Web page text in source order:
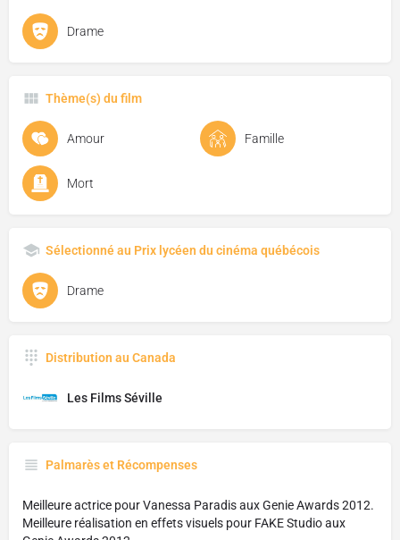
Drame
Thème(s) du film
Amour Famille
Mort
Sélectionné au Prix lycéen du cinéma québécois
Drame
Distribution au Canada
Les Films Séville
Palmarès et Récompenses
Meilleure actrice pour Vanessa Paradis aux Genie Awards 2012.
Meilleure réalisation en effets visuels pour FAKE Studio aux